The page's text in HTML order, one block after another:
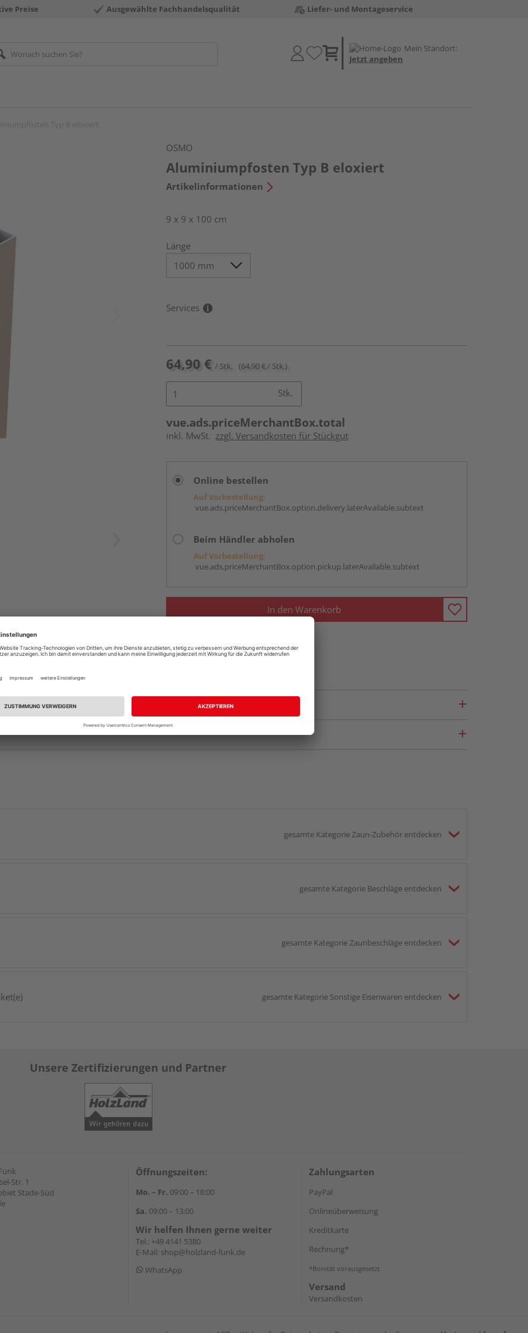
Preise Ausgewählte Fachhandelsqualität Liefer- und Montageservice
Mein Standort:
Jetzt angeben
OSMO
Aluminiumpfosten Typ B eloxiert
Artikelinformationen
9 x 9 x 100 cm
Länge
Services
64,90 € / Stk. (64,90 € / Stk.)
Stk.
vue.ads.priceMerchantBox.total
inkl. MwSt. zzgl. Versandkosten für Stückgut
Online bestellen
Auf Vorbestellung:
vue.ads.priceMerchantBox.option.delivery.laterAvailable.subtext
Beim Händler abholen
Auf Vorbestellung:
vue.ads.priceMerchantBox.option.pickup.laterAvailable.subtext
In den Warenkorb
gesamte Kategorie Zaun-Zubehör entdecken
gesamte Kategorie Beschläge entdecken
gesamte Kategorie Zaunbeschläge entdecken
gesamte Kategorie Sonstige Eisenwaren entdecken
Unsere Zertifizierungen und Partner
Str. 1
Stade-Süd
Öffnungszeiten:
Mo. – Fr. 09:00 – 18:00
Sa. 09:00 – 13:00
Wir helfen Ihnen gerne weiter
Tel.: +49 4141 5380
E-Mail: shop@holzland-funk.de
WhatsApp
Zahlungsarten
PayPal
Onlineüberweisung
Kreditkarte
Rechnung*
*Bonität vorausgesetzt
Versand
Versandkosten